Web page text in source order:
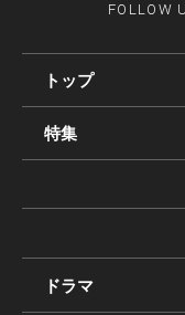
FOLLOW
トップ
特集
ドラマ